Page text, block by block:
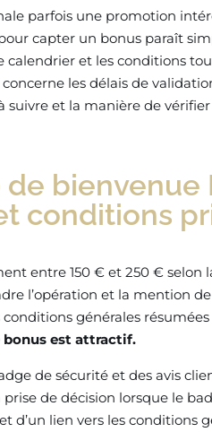
parfois une promotion
capter un bonus paraît
et les conditions
les délais de
et la manière de
de
conditions
entre 150 € et 250 €
l’opération et la mention
générales
bonus est attractif.
de sécurité et des avis
de décision lorsque le
d’un lien vers les conditions